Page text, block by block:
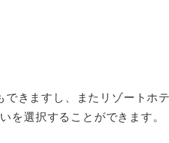
きますし、またリゾートホ
を選択することができます。